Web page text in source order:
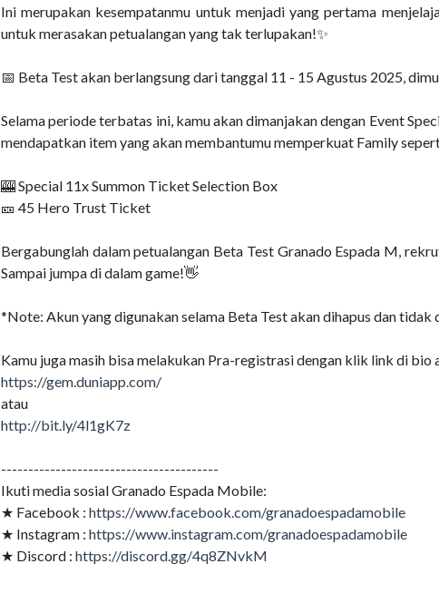
Ini merupakan kesempatanmu untuk menjadi yang pertama
untuk merasakan petualangan yang tak terlupakan!✨
📅 Beta Test akan berlangsung dari tanggal 11 - 15 Agustus 2025,
Selama periode terbatas ini, kamu akan dimanjakan dengan Event
mendapatkan item yang akan membantumu memperkuat Family
🎰 Special 11x Summon Ticket Selection Box
🎫 45 Hero Trust Ticket
Bergabunglah dalam petualangan Beta Test Granado Espada M,
Sampai jumpa di dalam game!👋
*Note: Akun yang digunakan selama Beta Test akan dihapus dan tidak
Kamu juga masih bisa melakukan Pra-registrasi dengan klik link di bio
https://gem.duniapp.com/
atau
http://bit.ly/4l1gK7z
----------------------------------------
Ikuti media sosial Granado Espada Mobile:
★ Facebook : https://www.facebook.com/granadoespadamobile
★ Instagram : https://www.instagram.com/granadoespadamobile
★ Discord : https://discord.gg/4q8ZNvkM